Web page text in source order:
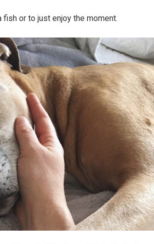
or to just enjoy the moment.